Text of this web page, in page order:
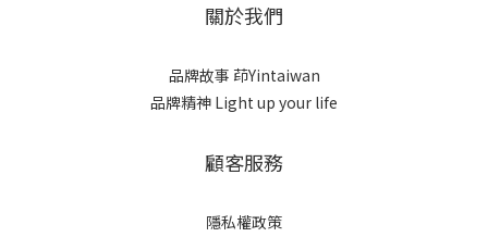
關於我們
品牌故事 茚Yintaiwan
品牌精神 Light up your life
顧客服務
隱私權政策